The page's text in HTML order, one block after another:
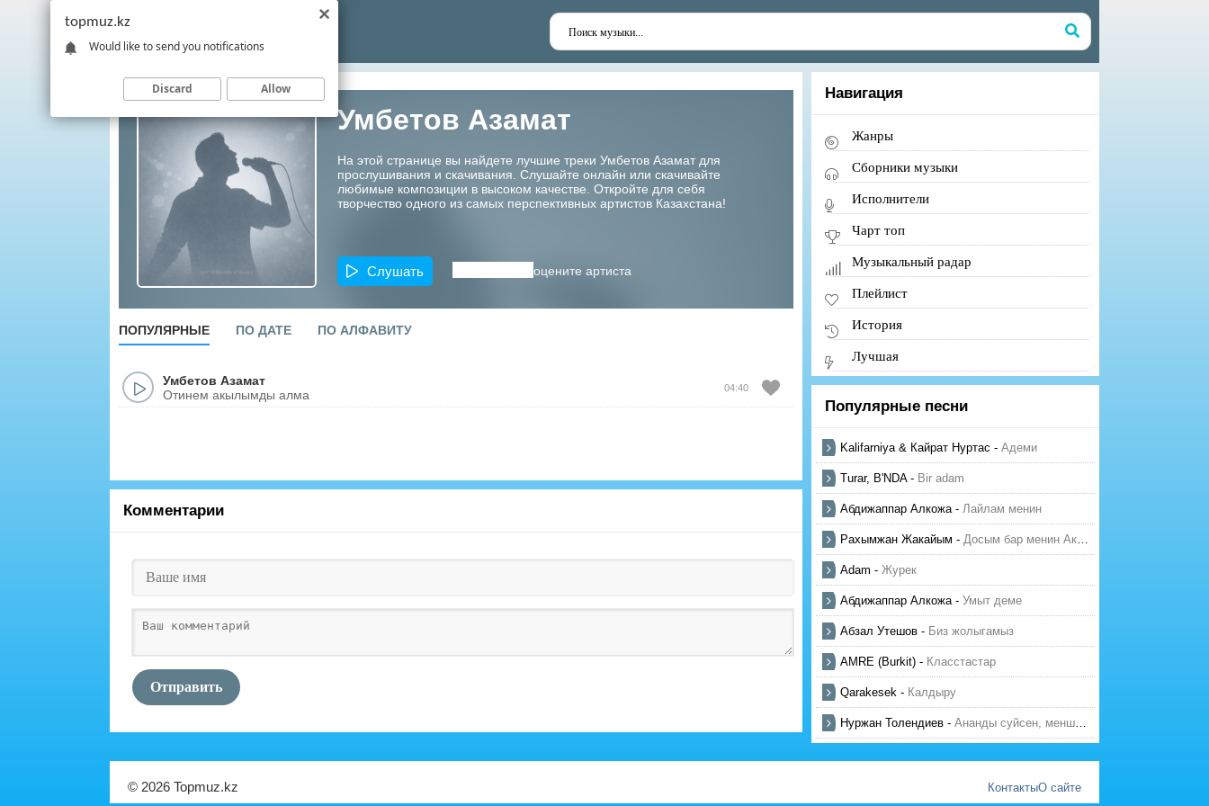
Умбетов Азамат
На этой странице вы найдете лучшие треки Умбетов Азамат для
прослушивания и скачивания. Слушайте онлайн или скачивайте
любимые композиции в высоком качестве. Откройте для себя
творчество одного из самых перспективных артистов Казахстана!
Слушать оцените артиста
ПОПУЛЯРНЫЕ ПО ДАТЕ ПО АЛФАВИТУ
Умбетов Азамат
Отинем акылымды алма
04:40
Комментарии
Отправить
Навигация
Жанры
Сборники музыки
Исполнители
Чарт топ
Музыкальный радар
Плейлист
История
Лучшая
Популярные песни
Kalifarniya & Кайрат Нуртас - Адеми
Turar, B'NDA- Bir adam
Абдижаппар Алкожа- Лайлам менин
Рахымжан Жакайым - Досым бар менин Актауда
Adam - Журек
Абдижаппар Алкожа- Умыт деме
Абзал Утешов - Биз жолыгамыз
AMRE (Burkit) - Класстастар
Qarakesek - Калдыру
Нуржан Толендиев - Ананды суйсен, менше суй
© 2026 Topmuz.kz КонтактыО сайте
topmuz.kz
Would like to send you notifications
Discard Allow